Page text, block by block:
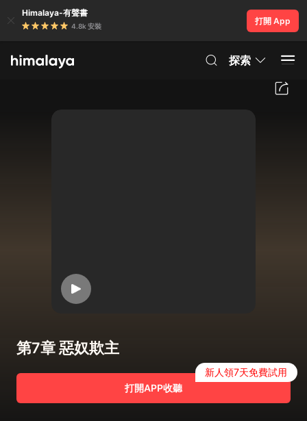
Himalaya-有聲書
4.8k 安裝
打開 App
探索
第7章 惡奴欺主
打開APP收聽
新人領7天免費試用